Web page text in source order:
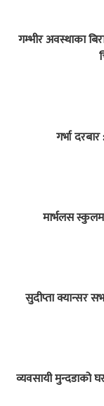
गम्भीर अवस्थाका
गर्भा
मार्भलस
सुदीप्ता क्यान्सर
व्यवसायी मुन्दडाको